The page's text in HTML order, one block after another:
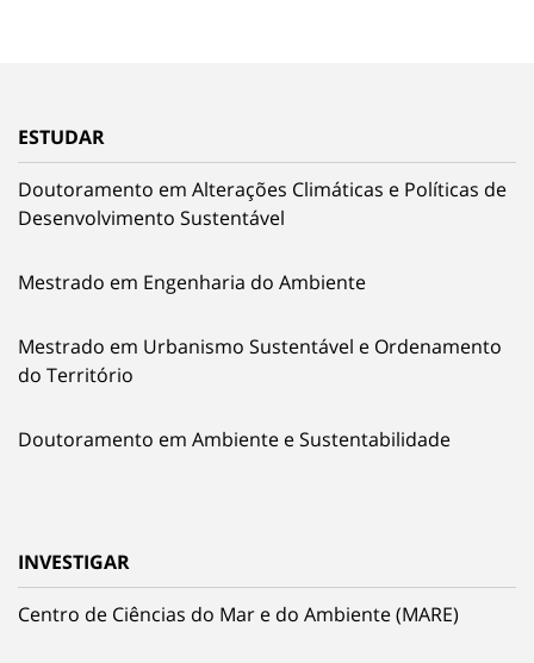
ESTUDAR
Doutoramento em Alterações Climáticas e Políticas de
Desenvolvimento Sustentável
Mestrado em Engenharia do Ambiente
Mestrado em Urbanismo Sustentável e Ordenamento
do Território
Doutoramento em Ambiente e Sustentabilidade
INVESTIGAR
Centro de Ciências do Mar e do Ambiente (MARE)